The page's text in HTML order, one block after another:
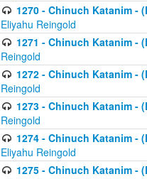
1270 - Chinuch Katanim -
Eliyahu Reingold
1271 - Chinuch Katanim -
Reingold
1272 - Chinuch Katanim -
Reingold
1273 - Chinuch Katanim -
Reingold
1274 - Chinuch Katanim -
Eliyahu Reingold
1275 - Chinuch Katanim -